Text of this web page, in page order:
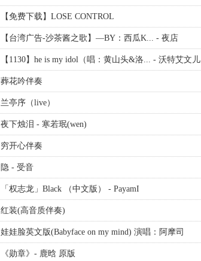
【免费下载】LOSE CONTROL
【台湾广告-沙茶酱之歌】—BY：西瓜K... - 夜店
【1130】he is my idol（唱：黄山头&洛... - 沃特艾文儿
葬花吟伴奏
兰亭序（live）
夜下烛泪 - 寒若珉(wen)
穷开心伴奏
隐 - 受音
「权志龙」Black （中文版） - PayamI
红装(高音质伴奏)
娃娃脸英文版(Babyface on my mind) 演唱：阿摩司
《勋章》- 鹿晗 原版